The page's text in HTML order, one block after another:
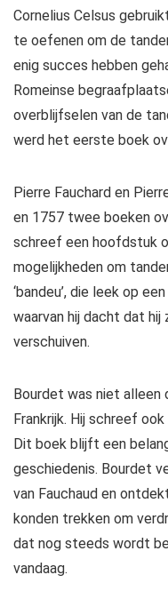
Cornelius Celsus
te oefenen om de
enig succes hebben
Romeinse
overblijfselen van de
werd het eerste boek
Pierre Fauchard en
en 1757 twee boeken
schreef een hoofdstuk
mogelijkheden om
‘bandeu’, die leek op
waarvan hij dacht dat
verschuiven.
Bourdet was niet alleen
Frankrijk. Hij schreef ook
Dit boek blijft een
geschiedenis. Bourdet
van Fauchaud en
konden trekken om
dat nog steeds wordt
vandaag.